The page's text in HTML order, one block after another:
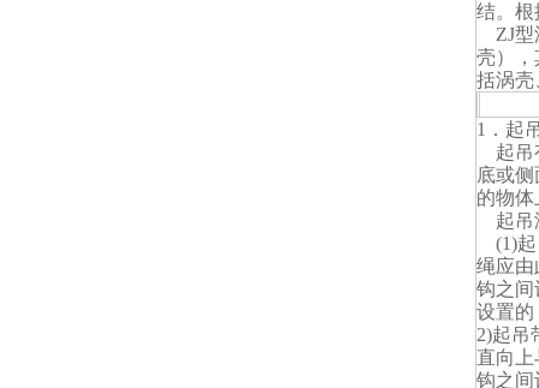
结。根
ZJ型
壳），
括涡壳
1．起
起吊
底或
的物
起吊
(1)起
绳应由
钩之间
设置的
2)起吊
直向
钩之间